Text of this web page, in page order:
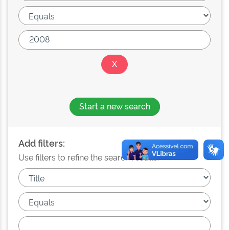
Start a new search
Add filters:
Use filters to refine the search results.